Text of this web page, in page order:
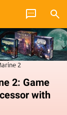
2
2: Game
with